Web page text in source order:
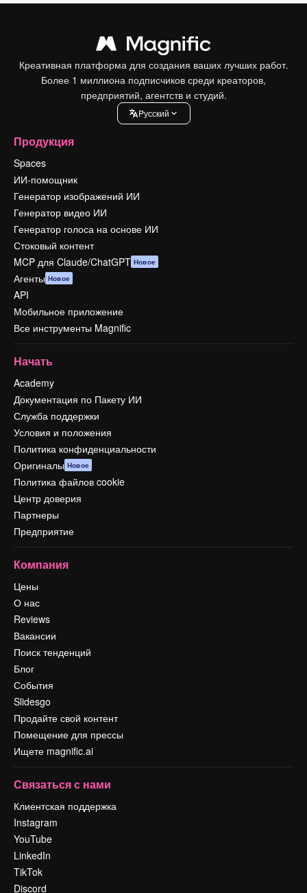
Креативная платформа для создания ваших лучших работ.
Более 1 миллиона подписчиков среди креаторов,
предприятий, агентств и студий.
Pусский
Продукция
Spaces
ИИ-помощник
Генератор изображений ИИ
Генератор видео ИИ
Генератор голоса на основе ИИ
Стоковый контент
MCP для Claude/ChatGPT Новое
Агенты Новое
API
Мобильное приложение
Все инструменты Magnific
Начать
Academy
Документация по Пакету ИИ
Служба поддержки
Условия и положения
Политика конфиденциальности
Оригиналы Новое
Политика файлов cookie
Центр доверия
Партнеры
Предприятие
Компания
Цены
О нас
Reviews
Вакансии
Поиск тенденций
Блог
События
Slidesgo
Продайте свой контент
Помещение для прессы
Ищете magnific.ai
Связаться с нами
Клиентская поддержка
Instagram
YouTube
LinkedIn
TikTok
Discord